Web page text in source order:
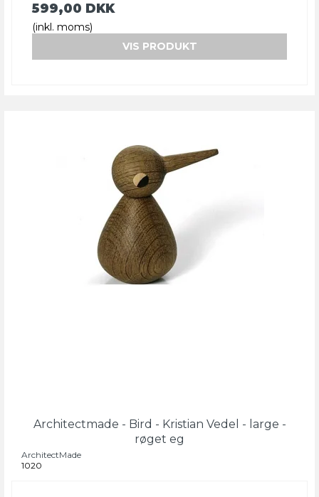
599,00 DKK
(inkl. moms)
VIS PRODUKT
Architectmade - Bird - Kristian Vedel - large -
røget eg
ArchitectMade
1020